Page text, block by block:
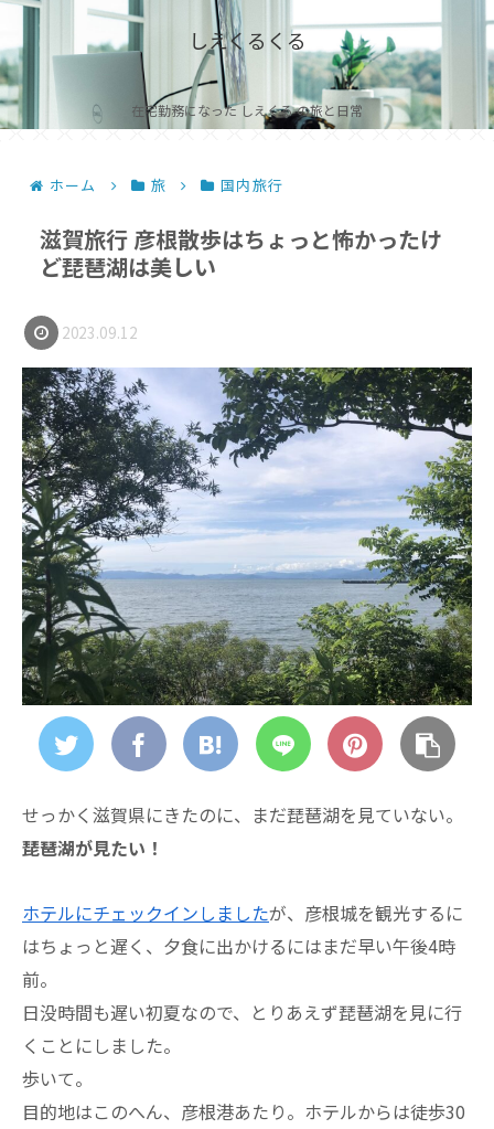
しえくるくる
在宅勤務になった しえくる の旅と日常
ホーム 旅 国内旅行
滋賀旅行 彦根散歩はちょっと怖かったけ
ど琵琶湖は美しい
2023.09.12
せっかく滋賀県にきたのに、まだ琵琶湖を見ていない。
琵琶湖が見たい！
ホテルにチェックインしましたが、彦根城を観光するに
はちょっと遅く、夕食に出かけるにはまだ早い午後4時
前。
日没時間も遅い初夏なので、とりあえず琵琶湖を見に行
くことにしました。
歩いて。
目的地はこのへん、彦根港あたり。ホテルからは徒歩30